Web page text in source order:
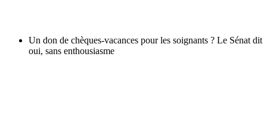
Un don de chèques-vacances pour les soignants ? Le Sénat dit
oui, sans enthousiasme